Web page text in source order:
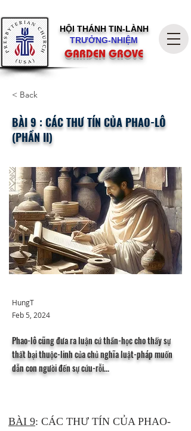
HỘI THÁNH TIN-LÀNH
TRƯỞNG-NHIỆM
GARDEN GROVE
< Back
BÀI 9 : CÁC THƯ TÍN CỦA PHAO-LÔ
(PHẦN II)
HungT
Feb 5, 2024
Phao-lô cũng đưa ra luận cứ thần-học cho thấy sự
thất bại thuộc-linh của chủ nghĩa luật-pháp muốn
dẫn con người đến sự cứu-rỗi...
BÀI 9: CÁC THƯ TÍN CỦA PHAO-